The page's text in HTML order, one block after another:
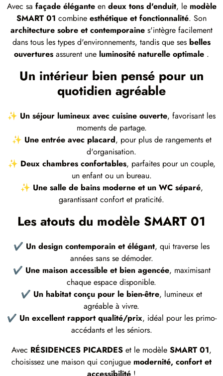
Avec sa façade éléganteen deux tons d'enduit, le modèle
SMART 01 combine esthétique et fonctionnalité. Son
architecture sobre et contemporaine s'intègre facilement
dans tous les types d'environnements, tandis que ses belles
ouvertures assurent une luminosité naturelle optimale .
Un intérieur bien pensé pour un
quotidien agréable
✨ Un séjour lumineux avec cuisine ouverte, favorisant les
moments de partage.
✨ Une entrée avec placard, pour plus de rangements et
d'organisation.
✨ Deux chambres confortables, parfaites pour un couple,
un enfant ou un bureau.
✨ Une salle de bains moderne et un WC séparé,
garantissant confort et praticité.
Les atouts du modèle SMART 01
✔ Un design contemporain et élégant, qui traverse les
années sans se démoder.
✔ Une maison accessible et bien agencée, maximisant
chaque espace disponible.
✔ Un habitat conçu pour le bien-être, lumineux et
agréable à vivre.
✔ Un excellent rapport qualité/prix, idéal pour les primo-
accédants et les séniors.
Avec RÉSIDENCES PICARDES et le modèle SMART 01,
choisissez une maison qui conjugue modernité, confort et